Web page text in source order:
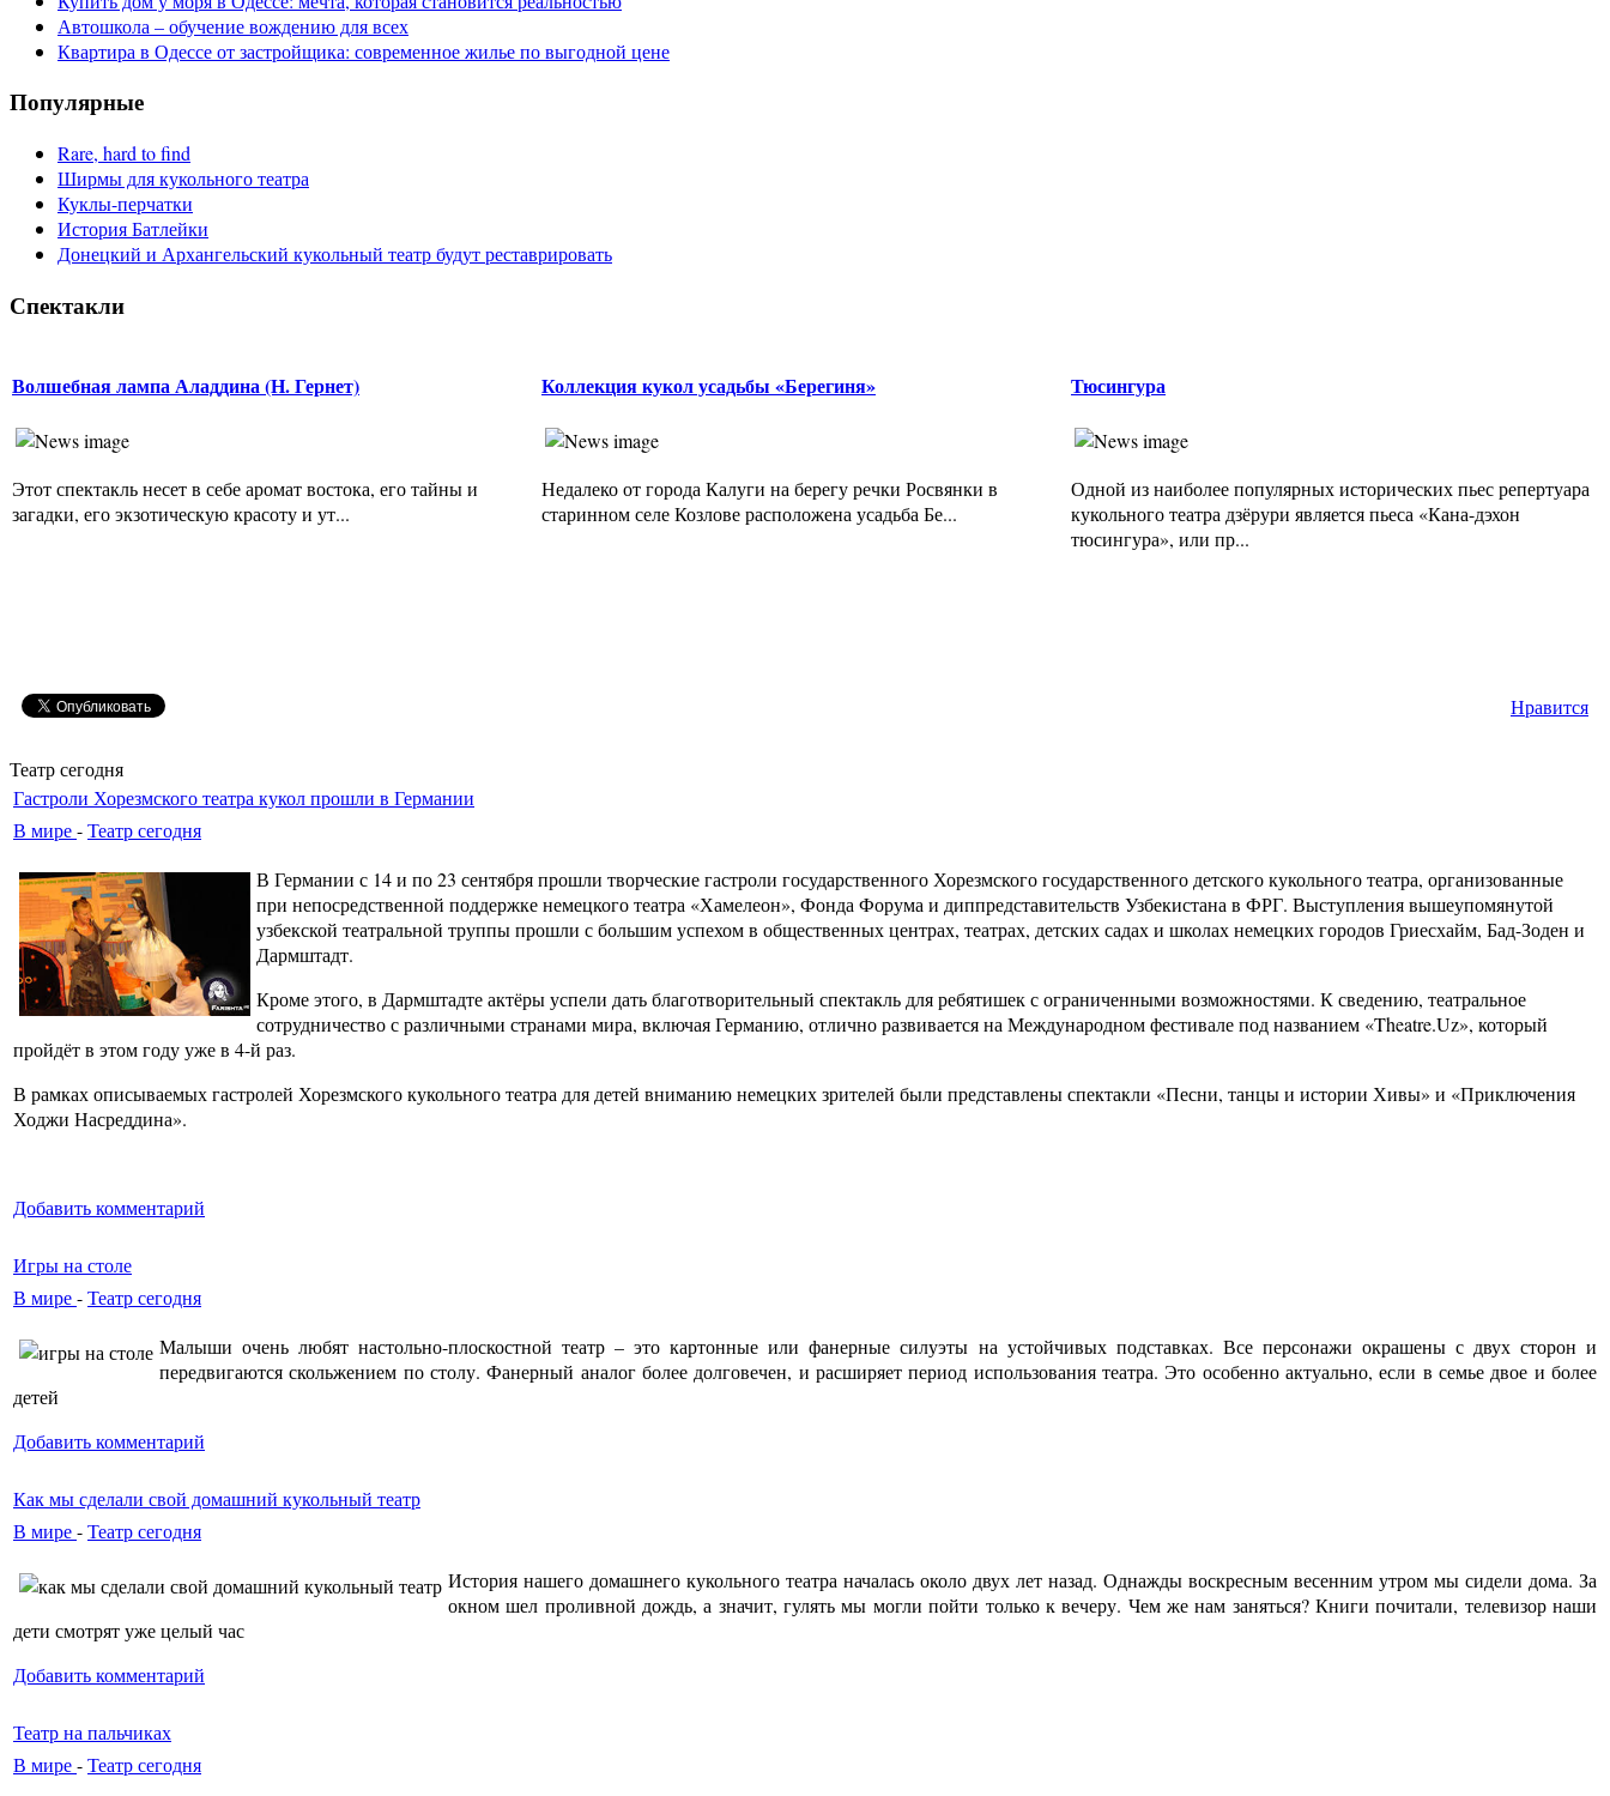
Автошкола – обучение вождению для всех
Квартира в Одессе от застройщика: современное жилье по выгодной цене
Популярные
Rare, hard to find
Ширмы для кукольного театра
Куклы-перчатки
История Батлейки
Донецкий и Архангельский кукольный театр будут реставрировать
Спектакли
Волшебная лампа Аладдина (Н. Гернет)
Этот спектакль несет в себе аромат востока, его тайны и
загадки, его экзотическую красоту и ут...
Коллекция кукол усадьбы «Берегиня»
Недалеко от города Калуги на берегу речки Росвянки в
старинном селе Козлове расположена усадьба Бе...
Тюсингура
Одной из наиболее популярных исторических пьес репертуара
кукольного театра дзёрури является пьеса «Кана-дэхон
тюсингура», или пр...
Нравится
Театр сегодня
Гастроли Хорезмского театра кукол прошли в Германии
В мире-Театр сегодня
В Германии с 14 и по 23 сентября прошли творческие гастроли государственного Хорезмского государственного детского кукольного театра, организованные
при непосредственной поддержке немецкого театра «Хамелеон», Фонда Форума и диппредставительств Узбекистана в ФРГ. Выступления вышеупомянутой
узбекской театральной труппы прошли с большим успехом в общественных центрах, театрах, детских садах и школах немецких городов Гриесхайм, Бад-Зоден и
Дармштадт.
Кроме этого, в Дармштадте актёры успели дать благотворительный спектакль для ребятишек с ограниченными возможностями. К сведению, театральное
сотрудничество с различными странами мира, включая Германию, отлично развивается на Международном фестивале под названием «Theatre.Uz», который
пройдёт в этом году уже в 4-й раз.
В рамках описываемых гастролей Хорезмского кукольного театра для детей вниманию немецких зрителей были представлены спектакли «Песни, танцы и истории Хивы» и «Приключения
Ходжи Насреддина».
Добавить комментарий
Игры на столе
В мире-Театр сегодня
Малыши очень любят настольно-плоскостной театр – это картонные или фанерные силуэты на устойчивых подставках. Все персонажи окрашены с двух сторон и
передвигаются скольжением по столу. Фанерный аналог более долговечен, и расширяет период использования театра. Это особенно актуально, если в семье двое и более
детей
Добавить комментарий
Как мы сделали свой домашний кукольный театр
В мире-Театр сегодня
История нашего домашнего кукольного театра началась около двух лет назад. Однажды воскресным весенним утром мы сидели дома. За
окном шел проливной дождь, а значит, гулять мы могли пойти только к вечеру. Чем же нам заняться? Книги почитали, телевизор наши
дети смотрят уже целый час
Добавить комментарий
Театр на пальчиках
В мире-Театр сегодня